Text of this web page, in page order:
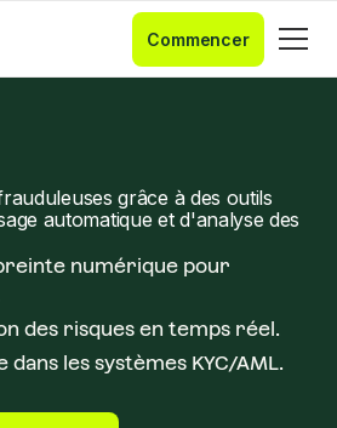
Commencer
grâce à des outils
automatique et d'analyse des
numérique pour
des risques en temps réel.
les systèmes KYC/AML.